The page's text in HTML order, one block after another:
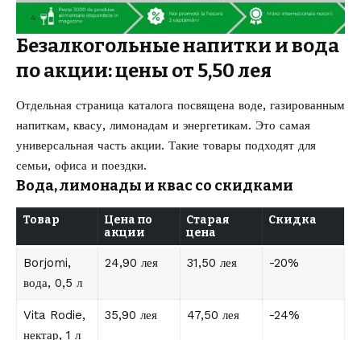
Безалкогольные напитки и вода
по акции: цены от 5,50 лея
Отдельная страница каталога посвящена воде, газированным
напиткам, квасу, лимонадам и энергетикам. Это самая
универсальная часть акции. Такие товары подходят для
семьи, офиса и поездки.
Вода, лимонады и квас со скидками
Товар
Цена по
акции
Старая
цена
Скидка
Borjomi,
вода, 0,5 л
24,90 лея 31,50 лея -20%
Vita Rodie,
нектар, 1 л
35,90 лея 47,50 лея -24%